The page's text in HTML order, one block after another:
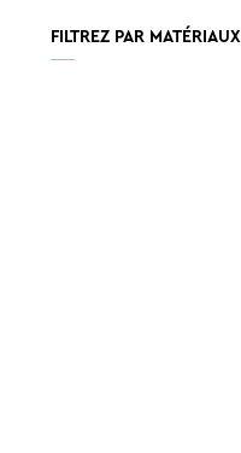
FILTREZ PAR MATÉRIAUX